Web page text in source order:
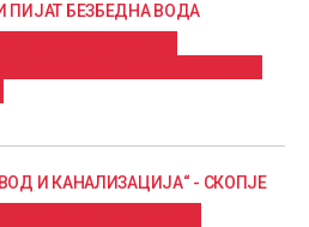
ПИЈАТ БЕЗБЕДНА ВОДА
И КАНАЛИЗАЦИЈА“ - СКОПЈЕ